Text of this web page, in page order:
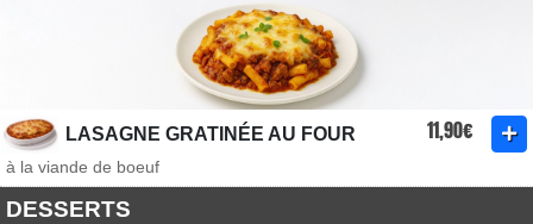
LASAGNE GRATINÉE AU FOUR 11,90€
à la viande de boeuf
DESSERTS